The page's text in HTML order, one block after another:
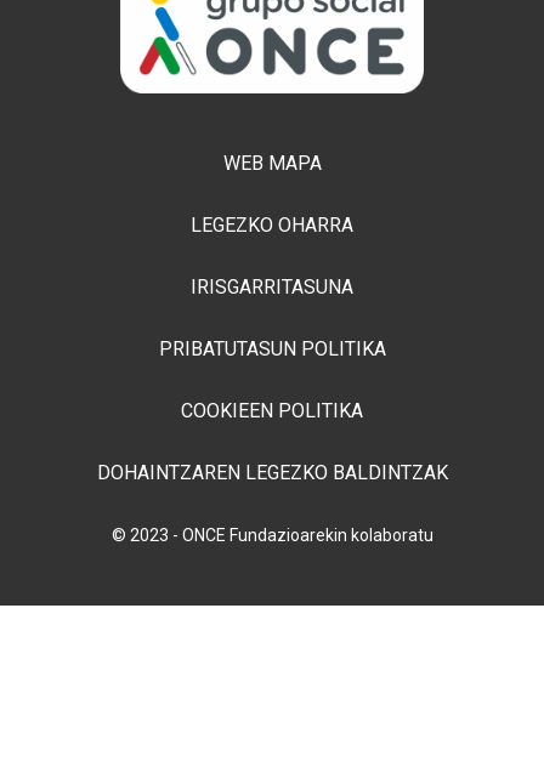
WEB MAPA
LEGEZKO OHARRA
IRISGARRITASUNA
PRIBATUTASUN POLITIKA
COOKIEEN POLITIKA
DOHAINTZAREN LEGEZKO BALDINTZAK
© 2023 - ONCE Fundazioarekin kolaboratu